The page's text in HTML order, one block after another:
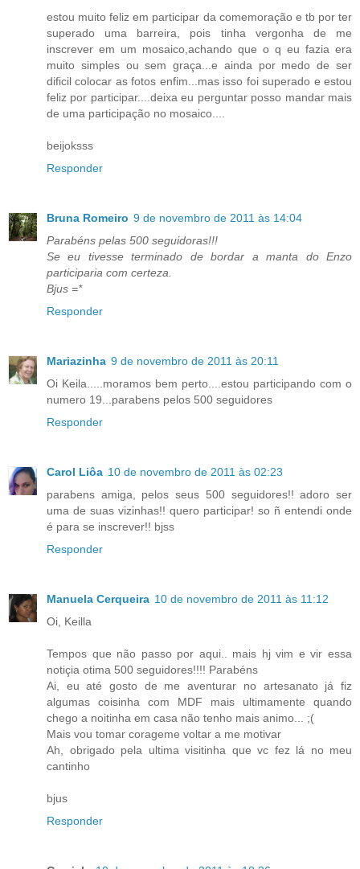
estou muito feliz em participar da comemoração e tb por ter
superado uma barreira, pois tinha vergonha de me
inscrever em um mosaico,achando que o q eu fazia era
muito simples ou sem graça...e ainda por medo de ser
dificil colocar as fotos enfim...mas isso foi superado e estou
feliz por participar....deixa eu perguntar posso mandar mais
de uma participação no mosaico....
beijoksss
Responder
Bruna Romeiro 9 de novembro de 2011 às 14:04
Parabéns pelas 500 seguidoras!!!
Se eu tivesse terminado de bordar a manta do Enzo
participaria com certeza.
Bjus =*
Responder
Mariazinha 9 de novembro de 2011 às 20:11
Oi Keila.....moramos bem perto....estou participando com o
numero 19...parabens pelos 500 seguidores
Responder
Carol Liôa 10 de novembro de 2011 às 02:23
parabens amiga, pelos seus 500 seguidores!! adoro ser
uma de suas vizinhas!! quero participar! so ñ entendi onde
é para se inscrever!! bjss
Responder
Manuela Cerqueira 10 de novembro de 2011 às 11:12
Oi, Keilla
Tempos que não passo por aqui.. mais hj vim e vir essa
notiçia otima 500 seguidores!!!! Parabéns
Ai, eu até gosto de me aventurar no artesanato já fiz
algumas coisinha com MDF mais ultimamente quando
chego a noitinha em casa não tenho mais animo... ;(
Mais vou tomar corageme voltar a me motivar
Ah, obrigado pela ultima visitinha que vc fez lá no meu
cantinho
bjus
Responder